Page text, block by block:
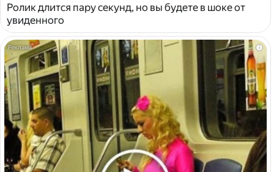
Ролик длится пару секунд, но вы будете в шоке от
увиденного
i